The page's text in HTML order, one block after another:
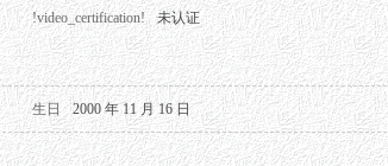
!video_certification! 未认证
生日 2000 年 11 月 16 日